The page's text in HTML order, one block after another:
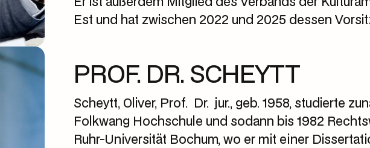
Est und hat zwischen 2022 und 2025 dessen
PROF. DR. SCHEYTT
Scheytt, Oliver, Prof. Dr. jur., geb. 1958, studierte
Folkwang Hochschule und sodann bis 1982
Ruhr-Universität Bochum, wo er mit einer